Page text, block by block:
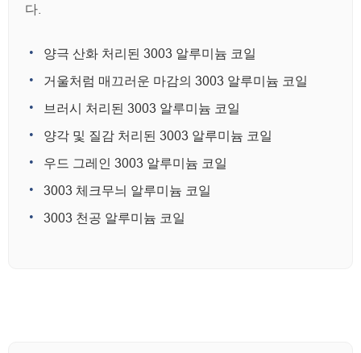
다.
양극 산화 처리된 3003 알루미늄 코일
거울처럼 매끄러운 마감의 3003 알루미늄 코일
브러시 처리된 3003 알루미늄 코일
양각 및 질감 처리된 3003 알루미늄 코일
우드 그레인 3003 알루미늄 코일
3003 체크무늬 알루미늄 코일
3003 천공 알루미늄 코일